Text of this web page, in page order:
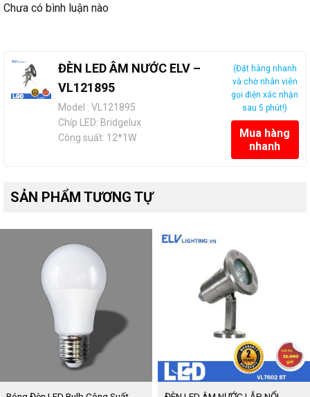
Chưa có bình luận nào
ĐÈN LED ÂM NƯỚC ELV –
VL121895
Model : VL121895
Chíp LED: Bridgelux
Công suất: 12*1W
Cấp bảo vệ: IP68
(Đặt hàng nhanh
và chờ nhân viên
gọi điện xác nhận
sau 5 phút!)
Mua hàng
nhanh
SẢN PHẨM TƯƠNG TỰ